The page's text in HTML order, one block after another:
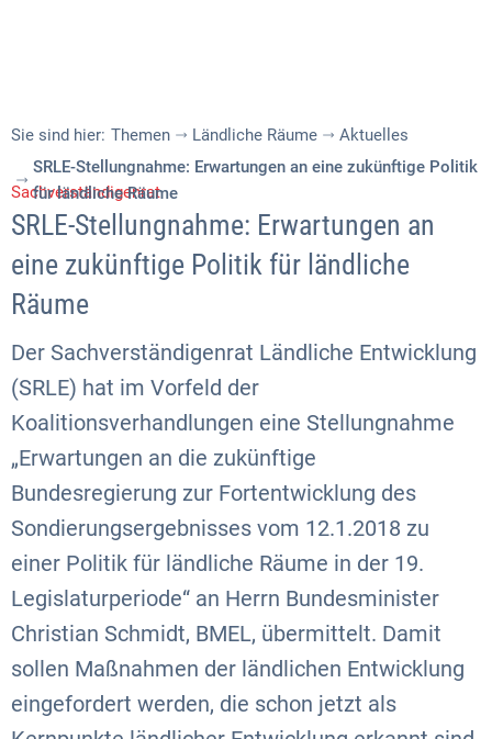
Sie sind hier: Themen Ländliche Räume
Aktuelles
SRLE-Stellungnahme: Erwartungen an eine zukünftige Politik
für ländliche Räume
Sachverständigenrat
SRLE-Stellungnahme: Erwartungen an
eine zukünftige Politik für ländliche
Räume
Der Sachverständigenrat Ländliche Entwicklung
(SRLE) hat im Vorfeld der
Koalitionsverhandlungen eine Stellungnahme
„Erwartungen an die zukünftige
Bundesregierung zur Fortentwicklung des
Sondierungsergebnisses vom 12.1.2018 zu
einer Politik für ländliche Räume in der 19.
Legislaturperiode“ an Herrn Bundesminister
Christian Schmidt, BMEL, übermittelt. Damit
sollen Maßnahmen der ländlichen Entwicklung
eingefordert werden, die schon jetzt als